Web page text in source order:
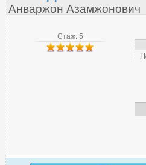
Стаж: 5
Анваржон Азамжонович